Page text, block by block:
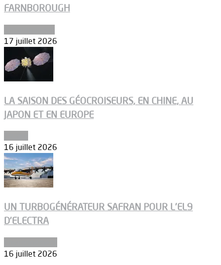
FARNBOROUGH
17 juillet 2026
LA SAISON DES GÉOCROISEURS, EN CHINE, AU
JAPON ET EN EUROPE
16 juillet 2026
UN TURBOGÉNÉRATEUR SAFRAN POUR L’EL9
D’ELECTRA
16 juillet 2026